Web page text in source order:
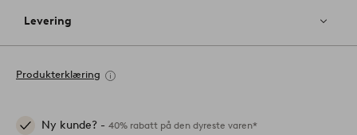
Levering
Produkterklæring
Ny kunde? - 40% rabatt på den dyreste varen*